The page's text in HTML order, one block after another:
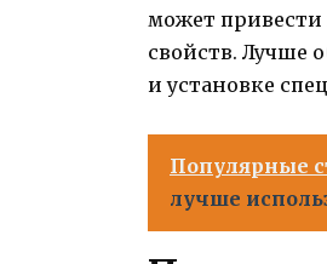
может
свойств. Лучше
и установке
Популярные
лучше